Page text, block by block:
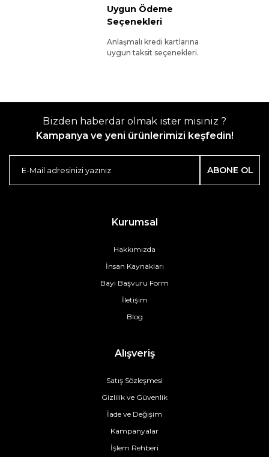
Uygun Ödeme
Seçenekleri
Anlaşmalı kredi kartlarına
uygun taksit seçenekleri.
Bizden haberdar olmak ister misiniz ?
Kampanya ve yeni ürünlerimizi keşfedin!
ABONE OL
Kurumsal
Hakkımızda
İnsan Kaynakları
Bayi Başvuru Form
İletişim
Blog
Alışveriş
Satış Sözleşmesi
Gizlilik ve Güvenlik
İade ve Değişim
Kampanyalar
İşlem Rehberi